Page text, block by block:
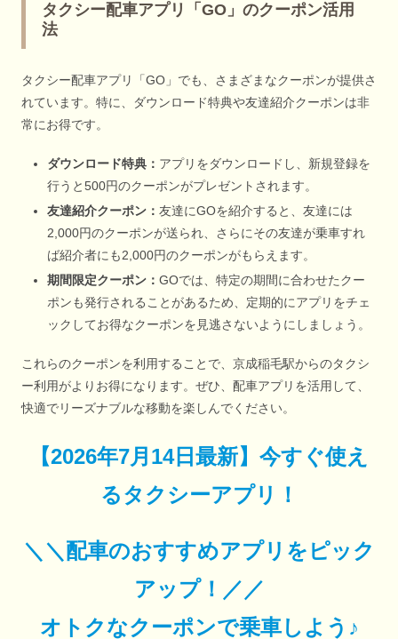
タクシー配車アプリ「GO」のクーポン活用
法
タクシー配車アプリ「GO」でも、さまざまなクーポンが提供さ
れています。特に、ダウンロード特典や友達紹介クーポンは非
常にお得です。
ダウンロード特典： アプリをダウンロードし、新規登録を
行うと500円のクーポンがプレゼントされます。
友達紹介クーポン： 友達にGOを紹介すると、友達には
2,000円のクーポンが送られ、さらにその友達が乗車すれ
ば紹介者にも2,000円のクーポンがもらえます。
期間限定クーポン： GOでは、特定の期間に合わせたクー
ポンも発行されることがあるため、定期的にアプリをチェ
ックしてお得なクーポンを見逃さないようにしましょう。
これらのクーポンを利用することで、京成稲毛駅からのタクシ
ー利用がよりお得になります。ぜひ、配車アプリを活用して、
快適でリーズナブルな移動を楽しんでください。
【2026年7月14日最新】 今すぐ使え
るタクシーアプリ！
＼＼配車のおすすめアプリをピック
アップ！／／
オトクなクーポンで乗車しよう♪